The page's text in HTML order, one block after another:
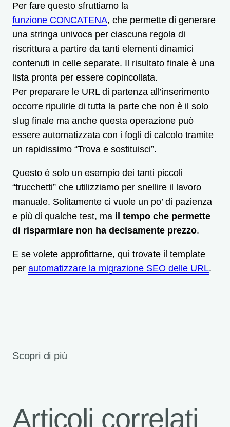
Per fare questo sfruttiamo la
funzione CONCATENA, che permette di generare
una stringa univoca per ciascuna regola di
riscrittura a partire da tanti elementi dinamici
contenuti in celle separate. Il risultato finale è una
lista pronta per essere copincollata.
Per preparare le URL di partenza all’inserimento
occorre ripulirle di tutta la parte che non è il solo
slug finale ma anche questa operazione può
essere automatizzata con i fogli di calcolo tramite
un rapidissimo “Trova e sostituisci”.
Questo è solo un esempio dei tanti piccoli
“trucchetti” che utilizziamo per snellire il lavoro
manuale. Solitamente ci vuole un po’ di pazienza
e più di qualche test, ma il tempo che permette
di risparmiare non ha decisamente prezzo.
E se volete approfittarne, qui trovate il template
per automatizzare la migrazione SEO delle URL.
Scopri di più
Articoli correlati